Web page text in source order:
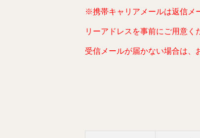
※携帯キャリアメールは返信メ
リーアドレスを事前にご用意く
受信メールが届かない場合は、